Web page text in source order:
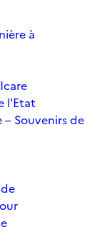
à
l'Etat
Souvenirs de